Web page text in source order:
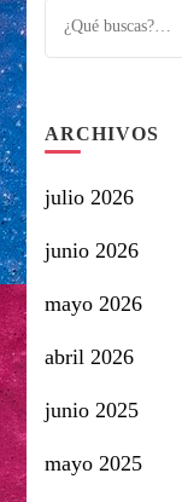
Looking
ARCHIVOS
julio 2026
junio 2026
mayo 2026
abril 2026
junio 2025
mayo 2025